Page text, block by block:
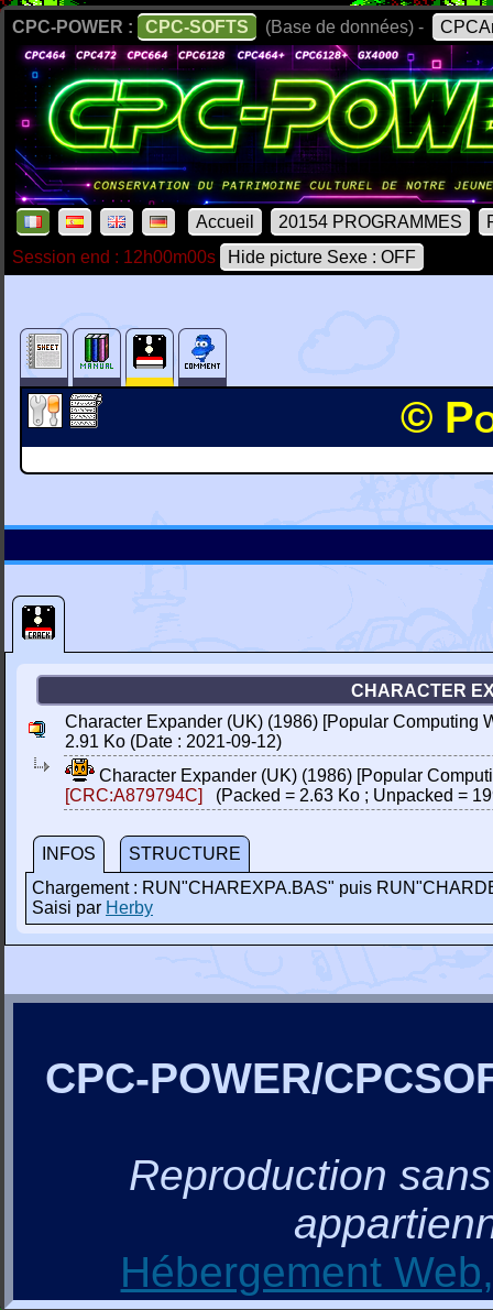
CPC-POWER : CPC-SOFTS (Base de données) -
Accueil 20154 PROGRAMMES
Session end : 12h00m00s
Hide picture Sexe : OFF
©
CHARACTER
Character Expander (UK) (1986) [Popular Computing
2.91 Ko (Date : 2021-09-12)
Character Expander (UK) (1986) [Popular
[CRC:A879794C]
(Packed = 2.63 Ko ; Unpacked =
INFOS
STRUCTURE
Chargement : RUN"CHAREXPA.BAS" puis
Saisi par Herby
CPC-POWER/
Reproduction
Hébergement